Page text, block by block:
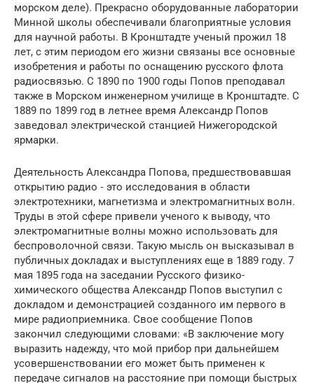
морском деле). Прекрасно оборудованные лаборатории
Минной школы обеспечивали благоприятные условия
для научной работы. В Кронштадте ученый прожил 18
лет, с этим периодом его жизни связаны все основные
изобретения и работы по оснащению русского флота
радиосвязью. С 1890 по 1900 годы Попов преподавал
также в Морском инженерном училище в Кронштадте. С
1889 по 1899 год в летнее время Александр Попов
заведовал электрической станцией Нижегородской
ярмарки.
Деятельность Александра Попова, предшествовавшая
открытию радио ‑ это исследования в области
электротехники, магнетизма и электромагнитных волн.
Труды в этой сфере привели ученого к выводу, что
электромагнитные волны можно использовать для
беспроволочной связи. Такую мысль он высказывал в
публичных докладах и выступлениях еще в 1889 году. 7
мая 1895 года на заседании Русского физико-
химического общества Александр Попов выступил с
докладом и демонстрацией созданного им первого в
мире радиоприемника. Свое сообщение Попов
закончил следующими словами: «В заключение могу
выразить надежду, что мой прибор при дальнейшем
усовершенствовании его может быть применен к
передаче сигналов на расстояние при помощи быстрых